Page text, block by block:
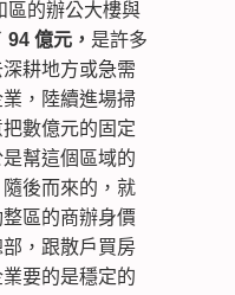
區的辦公大樓與
94 億元， 是許多
耕地方或急需
，陸續進場掃
數億元的固定
幫這個區域的
後而來的，就
區的商辦身價
，跟散戶買房
要的是穩定的